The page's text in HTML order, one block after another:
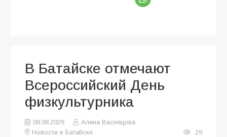
В Батайске отмечают
Всероссийский День
физкультурника
08.08.2026
Алена Васнецова
Новости в Батайске
29